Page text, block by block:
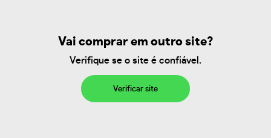
Vai comprar em outro site?
Verifique se o site é confiável.
Verificar site